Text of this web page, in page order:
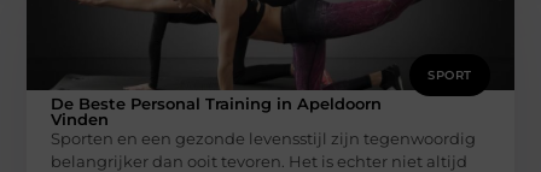
SPORT
De Beste Personal Training in Apeldoorn
Vinden
Sporten en een gezonde levensstijl zijn tegenwoordig
belangrijker dan ooit tevoren. Het is echter niet altijd